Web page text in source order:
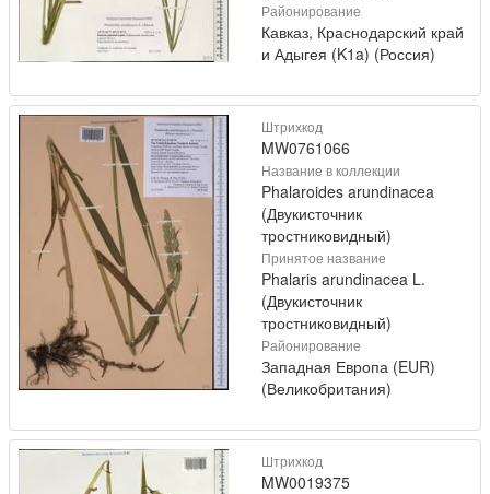
Районирование
Кавказ, Краснодарский край
и Адыгея (K1a) (Россия)
Штрихкод
MW0761066
Название в коллекции
Phalaroides arundinacea
(Двукисточник
тростниковидный)
Принятое название
Phalaris arundinacea L.
(Двукисточник
тростниковидный)
Районирование
Западная Европа (EUR)
(Великобритания)
Штрихкод
MW0019375